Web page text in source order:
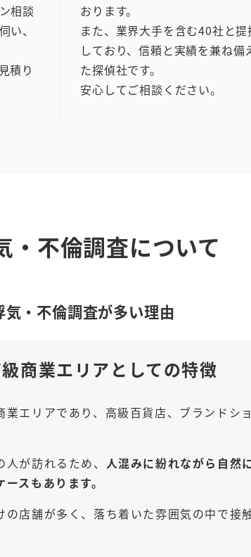
相談
い、
積り
おります。
また、業界大手を含む40社と提
しており、信頼と実績を兼ね備
た探偵社です。
安心してご相談ください。
・不倫調査について
気・不倫調査が多い理由
商業エリアとしての特徴
エリアであり、高級百貨店、ブランドシ
が訪れるため、 人混みに紛れながら自然
スもあります。
店舗が多く、落ち着いた雰囲気の中で接